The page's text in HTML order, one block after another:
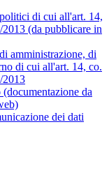
di cui all'art. 14,
(da pubblicare in
amministrazione, di
di cui all'art. 14, co.
2013
da
dei dati